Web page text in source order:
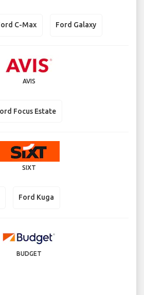
C-Max Ford Galaxy
AVIS
Focus Estate
SIXT
Ford Kuga
BUDGET